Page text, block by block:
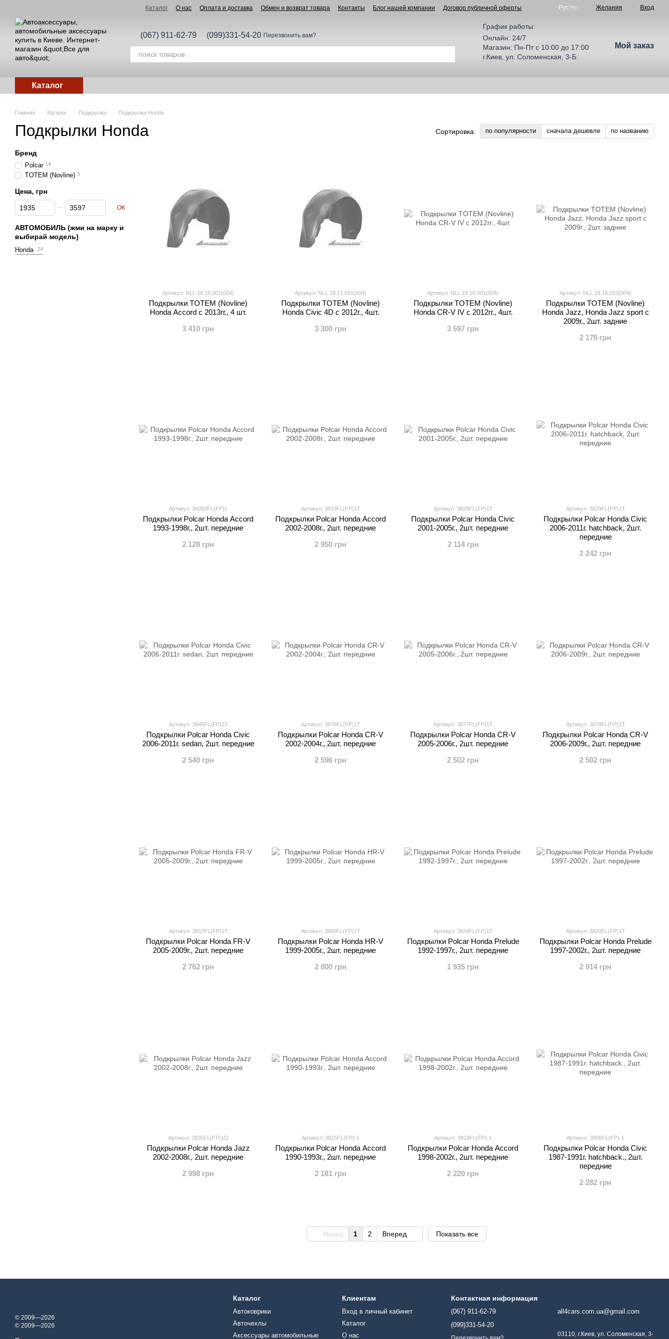
Каталог О нас Оплата и доставка Обмен и возврат товара Контакты Блог нашей компании Договор публичной оферты РусУкр Желания Вход
(067) 911-62-79 (099)331-54-20 Перезвонить вам?
График работы:
Онлайн: 24/7
Магазин: Пн-Пт с 10:00 до 17:00
г.Киев, ул. Соломенская, 3-Б
Мой заказ
Каталог
Главная Каталог Подкрылки Подкрылки Honda
Подкрылки Honda Сортировка: по популярности сначала дешевле по названию
Артикул: NLL.18.19.001(004)
Подкрылки TOTEM (Novline)
Honda Accord с 2013гг., 4 шт.
3 410 грн
Артикул: NLL.18.17.001(004)
Подкрылки TOTEM (Novline)
Honda Civic 4D с 2012г., 4шт.
3 300 грн
Артикул: NLL.18.18.001(004)
Подкрылки TOTEM (Novline)
Honda CR-V IV c 2012гг., 4шт.
3 597 грн
Артикул: NLL.18.16.003(004)
Подкрылки TOTEM (Novline)
Honda Jazz, Honda Jazz sport с
2009г., 2шт. задние
2 178 грн
Артикул: 36050FL(FP)1
Подкрылки Polcar Honda Accord
1993-1998г., 2шт. передние
2 128 грн
Артикул: 3833FL(FP)1T
Подкрылки Polcar Honda Accord
2002-2008г., 2шт. передние
2 950 грн
Артикул: 3828FL(FP)1T
Подкрылки Polcar Honda Civic
2001-2005г., 2шт. передние
2 114 грн
Артикул: 3829FL(FP)1T
Подкрылки Polcar Honda Civic
2006-2011г. hatchback, 2шт.
передние
2 242 грн
Артикул: 3845FL(FP)1T
Подкрылки Polcar Honda Civic
2006-2011г. sedan, 2шт. передние
2 540 грн
Артикул: 3876FL(FP)1T
Подкрылки Polcar Honda CR-V
2002-2004г., 2шт. передние
2 596 грн
Артикул: 3877FL(FP)1T
Подкрылки Polcar Honda CR-V
2005-2006г., 2шт. передние
2 502 грн
Артикул: 3878FL(FP)1T
Подкрылки Polcar Honda CR-V
2006-2009г., 2шт. передние
2 502 грн
Артикул: 3857FL(FP)1T
Подкрылки Polcar Honda FR-V
2005-2009г., 2шт. передние
2 762 грн
Артикул: 3860FL(FP)1T
Подкрылки Polcar Honda HR-V
1999-2005г., 2шт. передние
2 800 грн
Артикул: 3824FL(FP)1T
Подкрылки Polcar Honda Prelude
1992-1997г., 2шт. передние
1 935 грн
Артикул: 3820FL(FP)1T
Подкрылки Polcar Honda Prelude
1997-2002г., 2шт. передние
2 914 грн
Артикул: 3835FL(FP)1Q
Подкрылки Polcar Honda Jazz
2002-2008г., 2шт. передние
2 998 грн
Артикул: 3815FL(FP)-1
Подкрылки Polcar Honda Accord
1990-1993г., 2шт. передние
2 181 грн
Артикул: 3818FL(FP)-1
Подкрылки Polcar Honda Accord
1998-2002г., 2шт. передние
2 220 грн
Артикул: 3806FL(FP)-1
Подкрылки Polcar Honda Civic
1987-1991г. hatchback., 2шт.
передние
2 282 грн
Назад 1 2 Вперед Показать все
Бренд
Polcar 19
TOTEM (Novline) 5
Цена, грн
От Цена, грн
До Цена, грн OK
АВТОМОБИЛЬ (жми на марку и
выбирай модель)
Honda 24
© 2009—2026
© 2009—2026
Каталог
Автоковрики
Авточехлы
Аксессуары автомобильные
Клиентам
Вход в личный кабинет
Каталог
О нас
Контактная информация
(067) 911-62-79
(099)331-54-20
all4cars.com.ua@gmail.com
03110, г.Киев, ул. Соломенская, 3-